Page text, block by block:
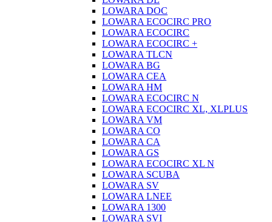
LOWARA DOC
LOWARA ECOCIRC PRO
LOWARA ECOCIRC
LOWARA ECOCIRC +
LOWARA TLCN
LOWARA BG
LOWARA CEA
LOWARA HM
LOWARA ECOCIRC N
LOWARA ECOCIRC XL, XLPLUS
LOWARA VM
LOWARA CO
LOWARA CA
LOWARA GS
LOWARA ECOCIRC XL N
LOWARA SCUBA
LOWARA SV
LOWARA LNEE
LOWARA 1300
LOWARA SVI